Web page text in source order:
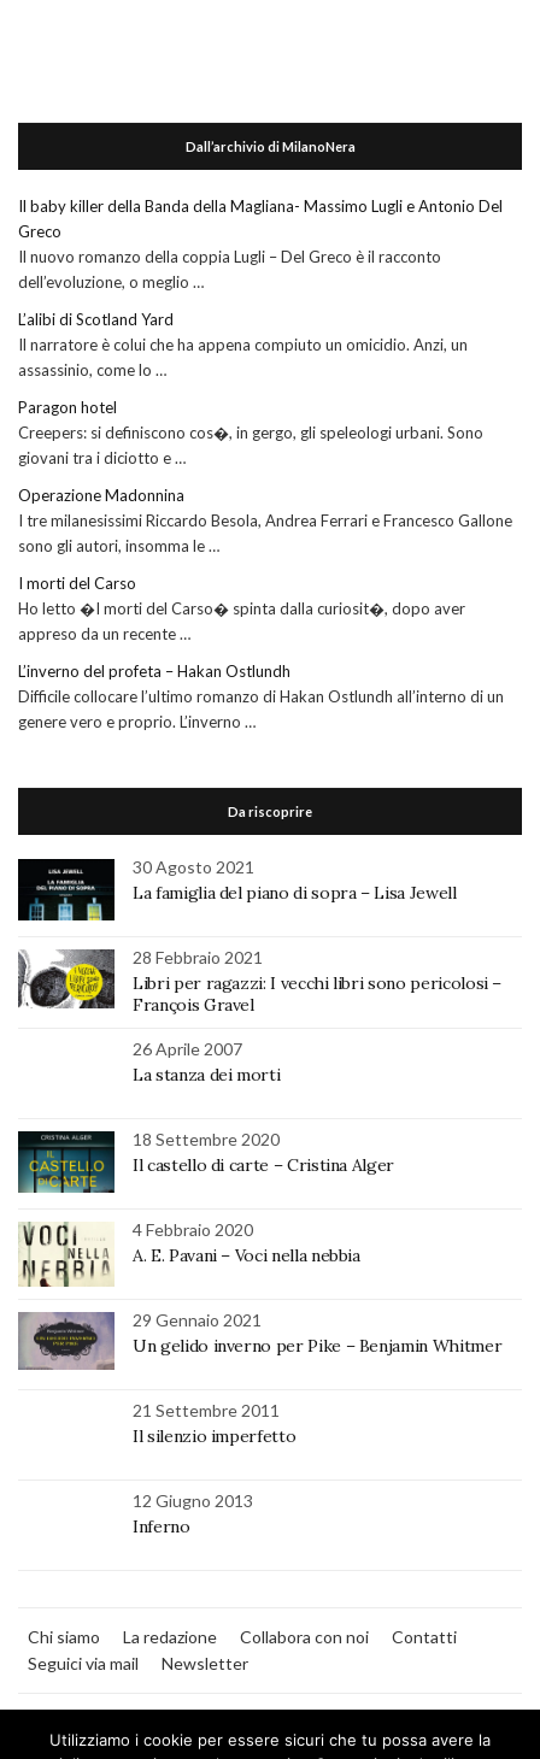
Dall’archivio di MilanoNera
Il baby killer della Banda della Magliana- Massimo Lugli e Antonio Del
Greco
Il nuovo romanzo della coppia Lugli – Del Greco è il racconto
dell’evoluzione, o meglio …
L’alibi di Scotland Yard
Il narratore è colui che ha appena compiuto un omicidio. Anzi, un
assassinio, come lo …
Paragon hotel
Creepers: si definiscono cos�, in gergo, gli speleologi urbani. Sono
giovani tra i diciotto e …
Operazione Madonnina
I tre milanesissimi Riccardo Besola, Andrea Ferrari e Francesco Gallone
sono gli autori, insomma le …
I morti del Carso
Ho letto �I morti del Carso� spinta dalla curiosit�, dopo aver
appreso da un recente …
L’inverno del profeta – Hakan Ostlundh
Difficile collocare l’ultimo romanzo di Hakan Ostlundh all’interno di un
genere vero e proprio. L’inverno …
Da riscoprire
30 Agosto 2021
La famiglia del piano di sopra – Lisa Jewell
28 Febbraio 2021
Libri per ragazzi: I vecchi libri sono pericolosi –
François Gravel
26 Aprile 2007
La stanza dei morti
18 Settembre 2020
Il castello di carte – Cristina Alger
4 Febbraio 2020
A. E. Pavani – Voci nella nebbia
29 Gennaio 2021
Un gelido inverno per Pike – Benjamin Whitmer
21 Settembre 2011
Il silenzio imperfetto
12 Giugno 2013
Inferno
Chi siamo La redazione Collabora con noi
Contatti
Seguici via mail
Newsletter
Utilizziamo i cookie per essere sicuri che tu possa avere la